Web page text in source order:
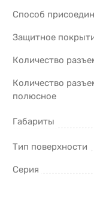
Способ
Защитное
Количество
Количество
полюсное
Габариты
Тип поверхности
Серия